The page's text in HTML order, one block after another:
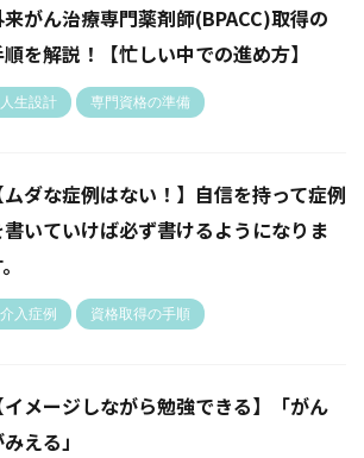
がん治療専門薬剤師(BPACC)取得の
を解説！【忙しい中での進め方】
人生設計 専門資格の準備
ムダな症例はない！】自信を持って症例
書いていけば必ず書けるようになりま
介入症例 資格取得の手順
イメージしながら勉強できる】「がん
える」